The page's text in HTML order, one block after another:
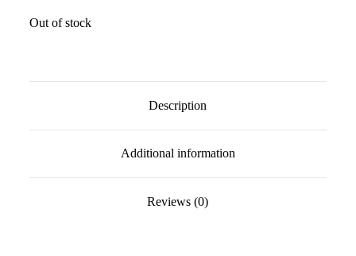
Out of stock
Description
Additional information
Reviews (0)